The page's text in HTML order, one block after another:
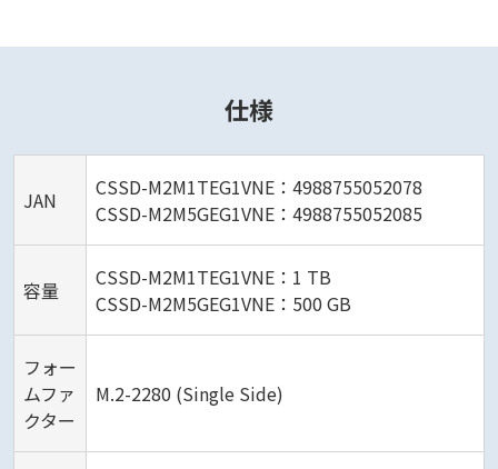
仕様
JAN
CSSD-M2M1TEG1VNE：4988755052078
CSSD-M2M5GEG1VNE：4988755052085
容量
CSSD-M2M1TEG1VNE：1 TB
CSSD-M2M5GEG1VNE：500 GB
フォー
ムファ
クター
M.2-2280 (Single Side)